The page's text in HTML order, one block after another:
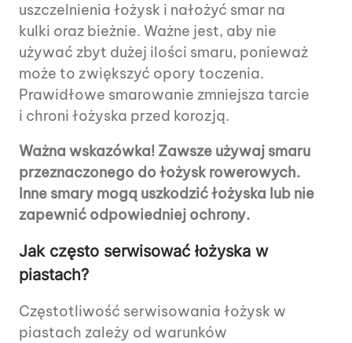
uszczelnienia łożysk i nałożyć smar na
kulki oraz bieżnie. Ważne jest, aby nie
używać zbyt dużej ilości smaru, ponieważ
może to zwiększyć opory toczenia.
Prawidłowe smarowanie zmniejsza tarcie
i chroni łożyska przed korozją.
Ważna wskazówka! Zawsze używaj smaru
przeznaczonego do łożysk rowerowych.
Inne smary mogą uszkodzić łożyska lub nie
zapewnić odpowiedniej ochrony.
Jak często serwisować łożyska w
piastach?
Częstotliwość serwisowania łożysk w
piastach zależy od warunków